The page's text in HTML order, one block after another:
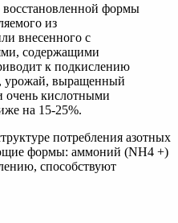
восстановленной формы
из
внесенного с
содержащими
к подкислению
выращенный
очень кислотными
на 15-25%.
потребления азотных
формы: аммоний (NH4 +)
способствуют